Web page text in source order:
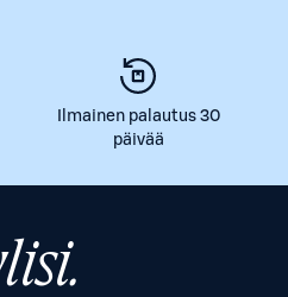
Ilmainen palautus 30
päivää